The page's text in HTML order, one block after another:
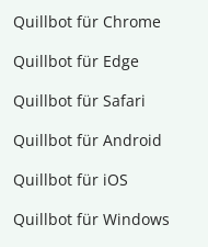
Quillbot für Chrome
Quillbot für Edge
Quillbot für Safari
Quillbot für Android
Quillbot für iOS
Quillbot für Windows